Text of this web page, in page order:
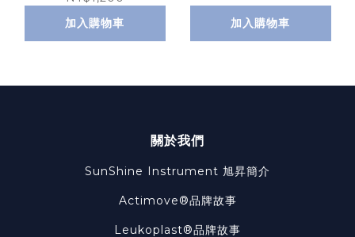
加入購物車
加入購物車
關於我們
SunShine Instrument 旭昇簡介
Actimove®品牌故事
Leukoplast®品牌故事